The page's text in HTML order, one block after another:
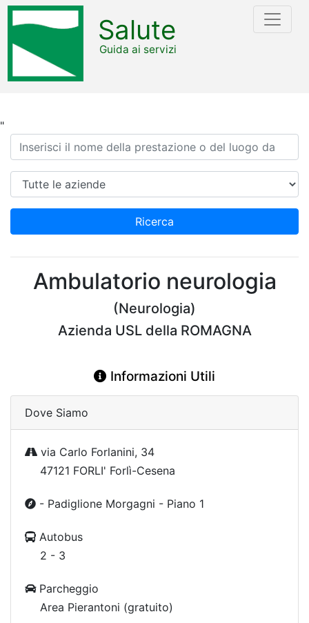
"
Salute
Guida ai servizi
Ricerca
Azienda
Ricerca
Ambulatorio neurologia
(Neurologia)
Azienda USL della ROMAGNA
Informazioni Utili
Dove Siamo
via Carlo Forlanini, 34
47121 FORLI' Forlì-Cesena
- Padiglione Morgagni - Piano 1
Autobus
2 - 3
Parcheggio
Area Pierantoni (gratuito)